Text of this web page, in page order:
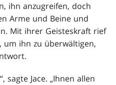
ihn anzugreifen, doch
Arme und Beine und
Mit ihrer Geisteskraft rief
um ihn zu überwältigen,
sagte Jace. „Ihnen allen